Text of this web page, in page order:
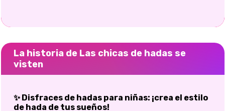
La historia de Las chicas de hadas se
visten
✨ Disfraces de hadas para niñas: ¡crea el estilo
de hada de tus sueños!